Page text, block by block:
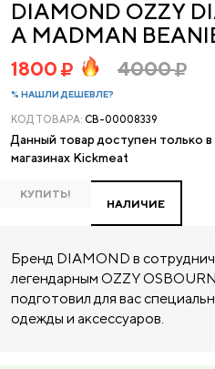
DIAMOND OZZY
A MADMAN
1800 4000
% НАШЛИ ДЕШЕВЛЕ?
КОД ТОВАРА: CB-00008339
Данный товар доступен только в
магазинах Kickmeat
КУПИТЬ!
НАЛИЧИЕ
Бренд DIAMOND в
легендарным OZZY
подготовил для вас
одежды и аксессуаров.